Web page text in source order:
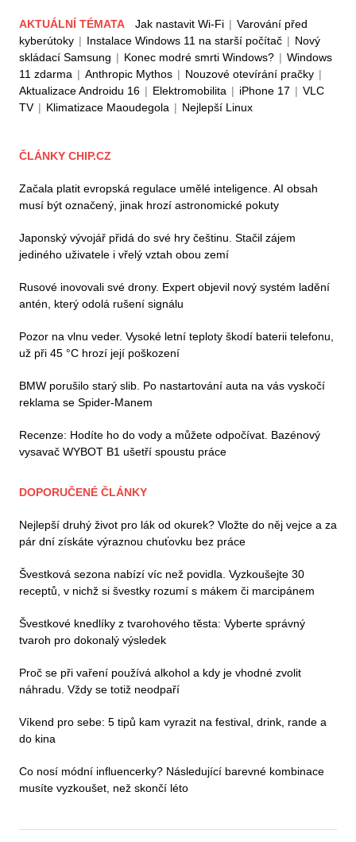
AKTUÁLNÍ TÉMATA Jak nastavit Wi-Fi | Varování před
kyberútoky | Instalace Windows 11 na starší počítač | Nový
skládací Samsung | Konec modré smrti Windows? | Windows
11 zdarma | Anthropic Mythos | Nouzové otevírání pračky |
Aktualizace Androidu 16 | Elektromobilita | iPhone 17 | VLC
TV | Klimatizace Maoudegola | Nejlepší Linux
ČLÁNKY CHIP.CZ
Začala platit evropská regulace umělé inteligence. AI obsah
musí být označený, jinak hrozí astronomické pokuty
Japonský vývojář přidá do své hry češtinu. Stačil zájem
jediného uživatele i vřelý vztah obou zemí
Rusové inovovali své drony. Expert objevil nový systém ladění
antén, který odolá rušení signálu
Pozor na vlnu veder. Vysoké letní teploty škodí baterii telefonu,
už při 45 °C hrozí její poškození
BMW porušilo starý slib. Po nastartování auta na vás vyskočí
reklama se Spider-Manem
Recenze: Hodíte ho do vody a můžete odpočívat. Bazénový
vysavač WYBOT B1 ušetří spoustu práce
DOPORUČENÉ ČLÁNKY
Nejlepší druhý život pro lák od okurek? Vložte do něj vejce a za
pár dní získáte výraznou chuťovku bez práce
Švestková sezona nabízí víc než povidla. Vyzkoušejte 30
receptů, v nichž si švestky rozumí s mákem či marcipánem
Švestkové knedlíky z tvarohového těsta: Vyberte správný
tvaroh pro dokonalý výsledek
Proč se při vaření používá alkohol a kdy je vhodné zvolit
náhradu. Vždy se totiž neodpaří
Víkend pro sebe: 5 tipů kam vyrazit na festival, drink, rande a
do kina
Co nosí módní influencerky? Následující barevné kombinace
musíte vyzkoušet, než skončí léto